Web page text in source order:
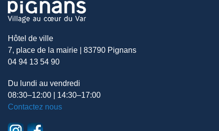
Hôtel de ville
7, place de la mairie | 83790 Pignans
04 94 13 54 90
Du lundi au vendredi
08:30–12:00 | 14:30–17:00
Contactez nous